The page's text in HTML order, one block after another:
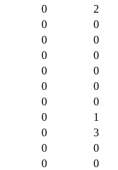
0
2
0
0
0
0
0
0
0
0
0
0
0
0
0
1
0
3
0
0
0
0